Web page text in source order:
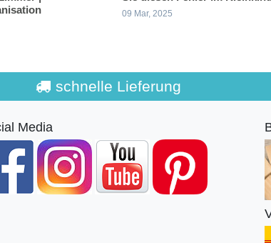
09 Mar, 2025
schnelle Lieferung
Media